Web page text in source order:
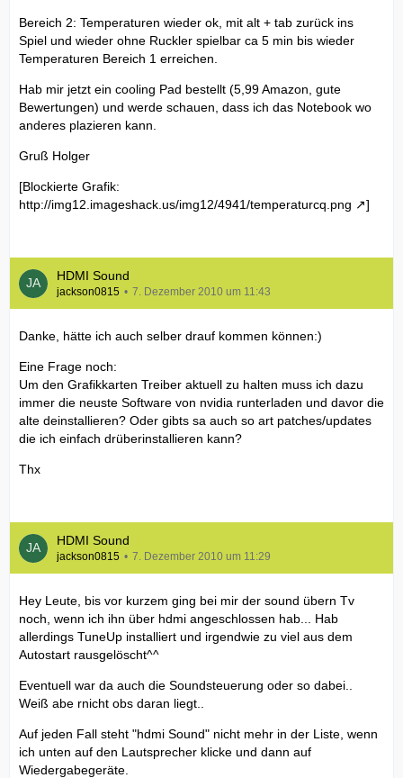
Bereich 2: Temperaturen wieder ok, mit alt + tab zurück ins
Spiel und wieder ohne Ruckler spielbar ca 5 min bis wieder
Temperaturen Bereich 1 erreichen.
Hab mir jetzt ein cooling Pad bestellt (5,99 Amazon, gute
Bewertungen) und werde schauen, dass ich das Notebook wo
anderes plazieren kann.
Gruß Holger
[Blockierte Grafik:
http://img12.imageshack.us/img12/4941/temperaturcq.png
]
HDMI Sound
jackson0815 7. Dezember 2010 um 11:43
Danke, hätte ich auch selber drauf kommen können:)
Eine Frage noch:
Um den Grafikkarten Treiber aktuell zu halten muss ich dazu
immer die neuste Software von nvidia runterladen und davor die
alte deinstallieren? Oder gibts sa auch so art patches/updates
die ich einfach drüberinstallieren kann?
Thx
HDMI Sound
jackson0815 7. Dezember 2010 um 11:29
Hey Leute, bis vor kurzem ging bei mir der sound übern Tv
noch, wenn ich ihn über hdmi angeschlossen hab... Hab
allerdings TuneUp installiert und irgendwie zu viel aus dem
Autostart rausgelöscht^^
Eventuell war da auch die Soundsteuerung oder so dabei..
Weiß abe rnicht obs daran liegt..
Auf jeden Fall steht "hdmi Sound" nicht mehr in der Liste, wenn
ich unten auf den Lautsprecher klicke und dann auf
Wiedergabegeräte.